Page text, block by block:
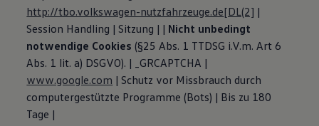
http://tbo.volkswagen-nutzfahrzeuge.de[DL(2] |
Session Handling | Sitzung | | Nicht unbedingt
notwendige Cookies (§25 Abs. 1 TTDSG i.V.m. Art 6
Abs. 1 lit. a) DSGVO). | _GRCAPTCHA |
www.google.com | Schutz vor Missbrauch durch
computergestützte Programme (Bots) | Bis zu 180
Tage |